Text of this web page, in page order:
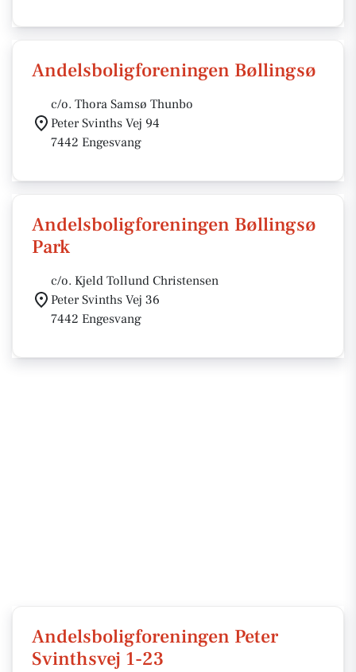
Andelsboligforeningen Bøllingsø
c/o. Thora Samsø Thunbo
Peter Svinths Vej 94
7442 Engesvang
Andelsboligforeningen Bøllingsø
Park
c/o. Kjeld Tollund Christensen
Peter Svinths Vej 36
7442 Engesvang
Andelsboligforeningen Peter
Svinthsvej 1-23